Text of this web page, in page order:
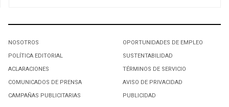
NOSOTROS
POLÍTICA EDITORIAL
ACLARACIONES
COMUNICADOS DE PRENSA
CAMPAÑAS PUBLICITARIAS
OPORTUNIDADES DE EMPLEO
SUSTENTABILIDAD
TÉRMINOS DE SERVICIO
AVISO DE PRIVACIDAD
PUBLICIDAD